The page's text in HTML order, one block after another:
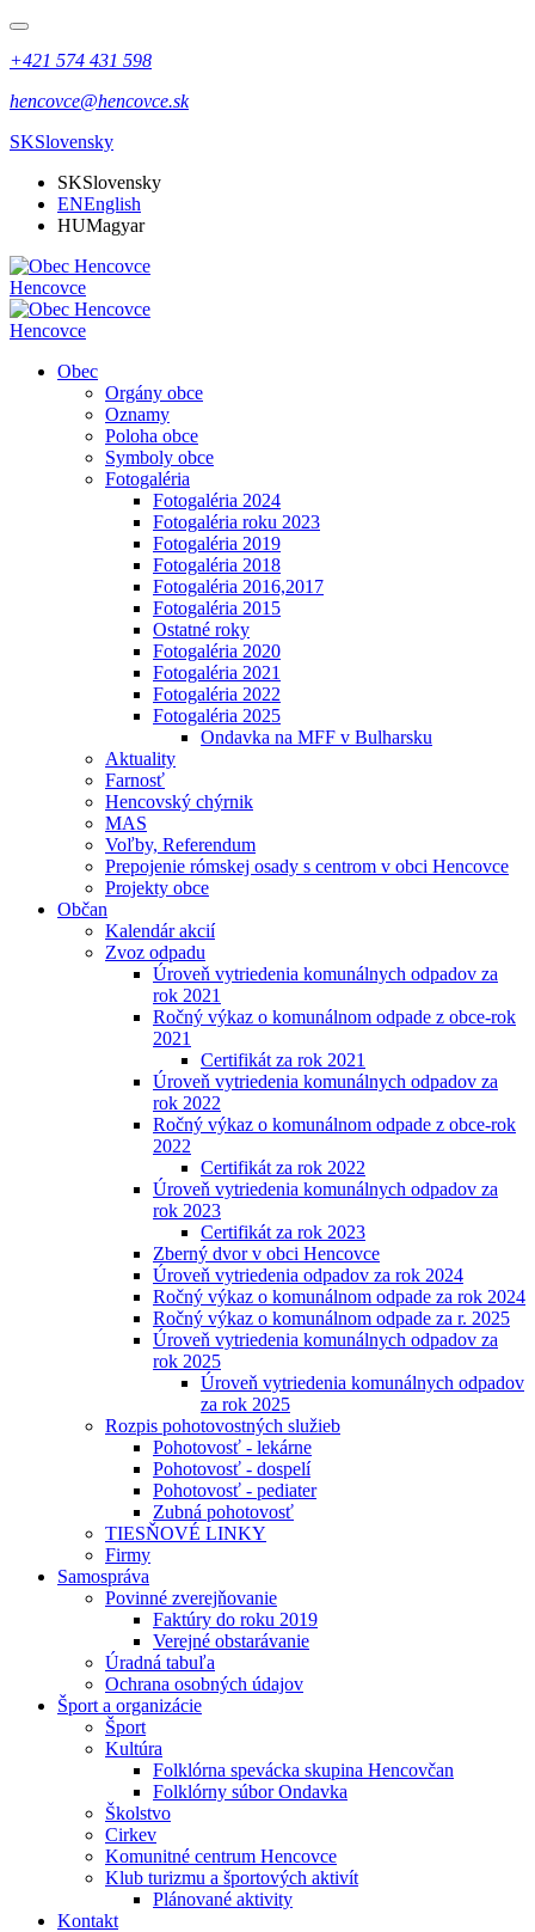
+421 574 431 598
hencovce@hencovce.sk
SKSlovensky
SKSlovensky
ENEnglish
HUMagyar
Hencovce
Hencovce
Obec
Orgány obce
Oznamy
Poloha obce
Symboly obce
Fotogaléria
Fotogaléria 2024
Fotogaléria roku 2023
Fotogaléria 2019
Fotogaléria 2018
Fotogaléria 2016,2017
Fotogaléria 2015
Ostatné roky
Fotogaléria 2020
Fotogaléria 2021
Fotogaléria 2022
Fotogaléria 2025
Ondavka na MFF v Bulharsku
Aktuality
Farnosť
Hencovský chýrnik
MAS
Voľby, Referendum
Prepojenie rómskej osady s centrom v obci Hencovce
Projekty obce
Občan
Kalendár akcií
Zvoz odpadu
Úroveň vytriedenia komunálnych odpadov za
rok 2021
Ročný výkaz o komunálnom odpade z obce-rok
2021
Certifikát za rok 2021
Úroveň vytriedenia komunálnych odpadov za
rok 2022
Ročný výkaz o komunálnom odpade z obce-rok
2022
Certifikát za rok 2022
Úroveň vytriedenia komunálnych odpadov za
rok 2023
Certifikát za rok 2023
Zberný dvor v obci Hencovce
Úroveň vytriedenia odpadov za rok 2024
Ročný výkaz o komunálnom odpade za rok 2024
Ročný výkaz o komunálnom odpade za r. 2025
Úroveň vytriedenia komunálnych odpadov za
rok 2025
Úroveň vytriedenia komunálnych odpadov
za rok 2025
Rozpis pohotovostných služieb
Pohotovosť - lekárne
Pohotovosť - dospelí
Pohotovosť - pediater
Zubná pohotovosť
TIESŇOVÉ LINKY
Firmy
Samospráva
Povinné zverejňovanie
Faktúry do roku 2019
Verejné obstarávanie
Úradná tabuľa
Ochrana osobných údajov
Šport a organizácie
Šport
Kultúra
Folklórna spevácka skupina Hencovčan
Folklórny súbor Ondavka
Školstvo
Cirkev
Komunitné centrum Hencovce
Klub turizmu a športových aktivít
Plánované aktivity
Kontakt